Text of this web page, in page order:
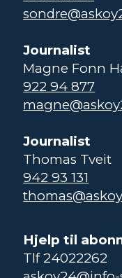
Journalist
Magne Fonn
922 94 877
Journalist
Thomas Tveit
942 93 131
Hjelp til
Tlf 24022262